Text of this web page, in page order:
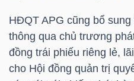
HĐQT APG cũng bổ
thông qua chủ trương
đồng trái phiếu riêng lẻ,
cho Hội đồng quản trị
PHÁI
SINH